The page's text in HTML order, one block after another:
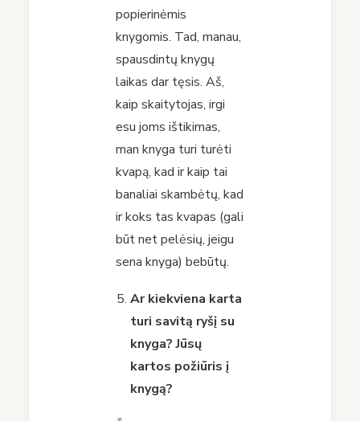
popierinėmis
knygomis. Tad, manau,
spausdintų knygų
laikas dar tęsis. Aš,
kaip skaitytojas, irgi
esu joms ištikimas,
man knyga turi turėti
kvapą, kad ir kaip tai
banaliai skambėtų, kad
ir koks tas kvapas (gali
būt net pelėsių, jeigu
sena knyga) bebūtų.
Ar kiekviena karta
turi savitą ryšį su
knyga? Jūsų
kartos požiūris į
knygą?